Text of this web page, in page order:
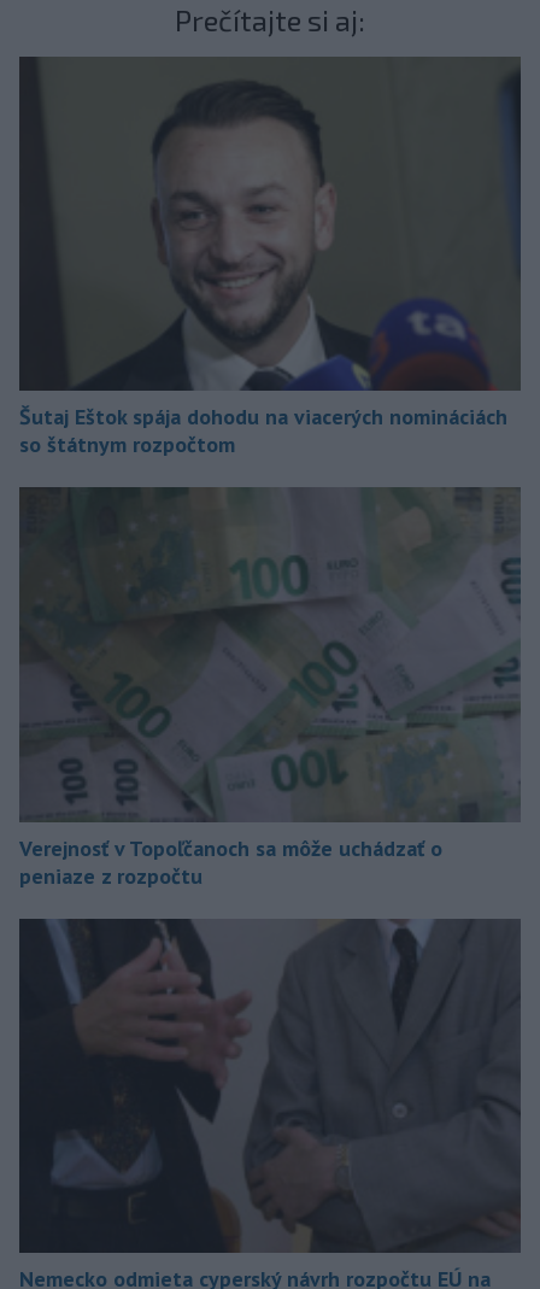
Prečítajte si aj:
Šutaj Eštok spája dohodu na viacerých nomináciách
so štátnym rozpočtom
Verejnosť v Topoľčanoch sa môže uchádzať o
peniaze z rozpočtu
Nemecko odmieta cyperský návrh rozpočtu EÚ na